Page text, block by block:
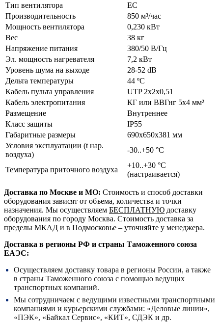
Тип вентилятора
EC
Производительность
850 м³/час
Мощность вентилятора
0,230 кВт
Вес
38 кг
Напряжение питания
380/50 В/Гц
Эл. мощность нагревателя
7,2 кВт
Уровень шума на выходе
28-52 dB
Дельта температуры
44 ºС
Кабель пульта управления
UTP 2х2х0,51
Кабель электропитания
КГ или ВВГнг 5х4 мм²
Размещение
Внутреннее
Класс защиты
IP55
Габаритные размеры
690х650х381 мм
Условия эксплуатации (t нар.
воздуха)
-30..+50 °C
Температура приточного воздуха
+10..+30 °C
(настраивается)
Доставка по Москве и МО: Стоимость и способ доставки
оборудования зависят от объема, количества и точки
назначения. Мы осуществляем БЕСПЛАТНУЮ доставку
оборудования по городу Москва. Стоимость доставка за
пределы МКАД и в Подмосковье – уточняйте у менеджера.
Доставка в регионы РФ и страны Таможенного союза
ЕАЭС:
Осуществляем доставку товара в регионы России, а также
в страны Таможенного союза с помощью ведущих
транспортных компаний.
Мы сотрудничаем с ведущими известными транспортными
компаниями и курьерскими службами: «Деловые линии»,
«ПЭК», «Байкал Сервис», «КИТ», СДЭК и др.